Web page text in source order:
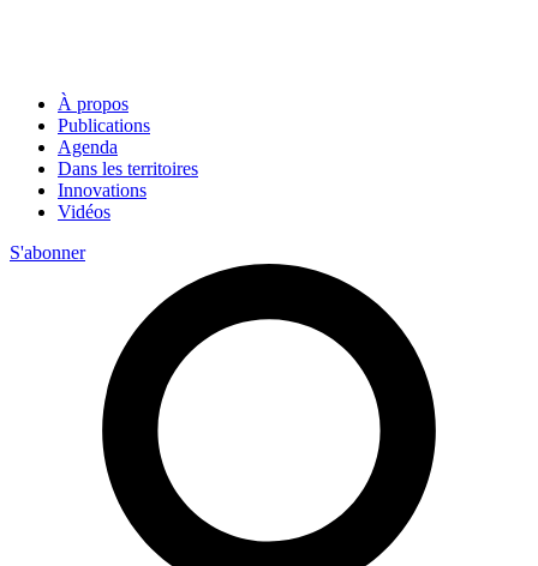
À propos
Publications
Agenda
Dans les territoires
Innovations
Vidéos
S'abonner